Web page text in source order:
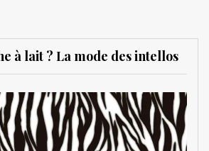
à lait ? La mode des intellos